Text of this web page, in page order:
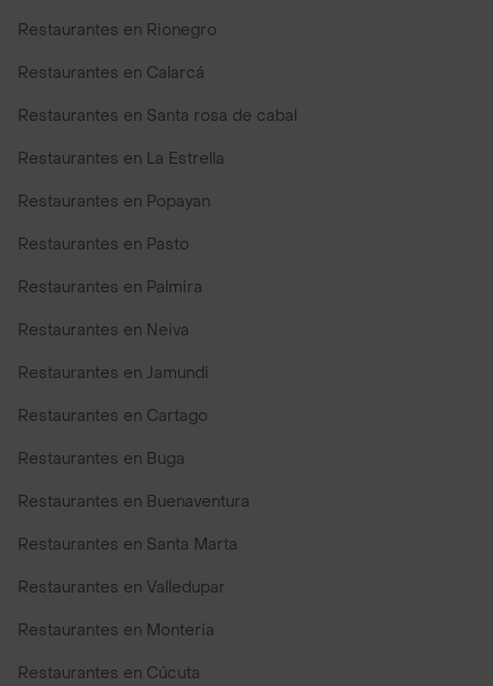
Restaurantes en Rionegro
Restaurantes en Calarcá
Restaurantes en Santa rosa de cabal
Restaurantes en La Estrella
Restaurantes en Popayan
Restaurantes en Pasto
Restaurantes en Palmira
Restaurantes en Neiva
Restaurantes en Jamundi
Restaurantes en Cartago
Restaurantes en Buga
Restaurantes en Buenaventura
Restaurantes en Santa Marta
Restaurantes en Valledupar
Restaurantes en Monteria
Restaurantes en Cúcuta